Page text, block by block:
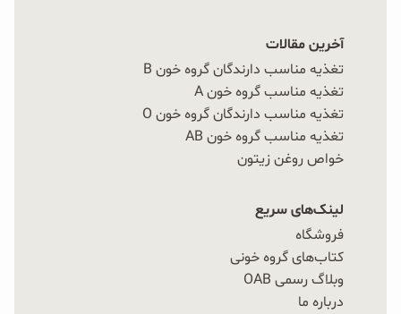
آخرین مقالات
تغذیه مناسب دارندگان گروه خون B
تغذیه مناسب گروه خون A
تغذیه مناسب دارندگان گروه خون O
تغذیه مناسب گروه خون AB
خواص روغن زیتون
لینک‌های سریع
فروشگاه
کتاب‌های گروه خونی
وبلاگ رسمی OAB
درباره ما